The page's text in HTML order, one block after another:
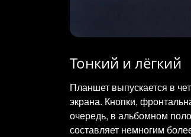
Тонкий и лёгкий
Планшет выпускается в
экрана. Кнопки,
очередь, в альбомном
составляет немногим